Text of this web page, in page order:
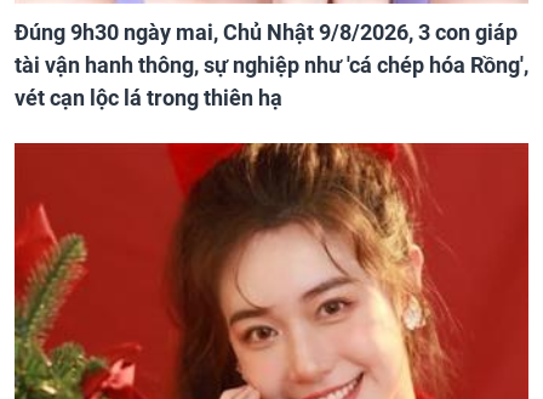
Đúng 9h30 ngày mai, Chủ Nhật 9/8/2026, 3 con giáp
tài vận hanh thông, sự nghiệp như 'cá chép hóa Rồng',
vét cạn lộc lá trong thiên hạ